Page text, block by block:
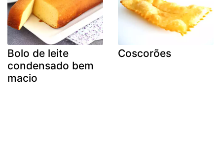
Bolo de leite
condensado bem
macio
Coscorões